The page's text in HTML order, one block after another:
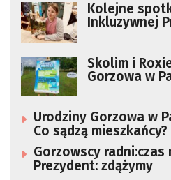
Kolejne
Inkluzywnej
Skolim i
Gorzowa w
Urodziny Gorzowa w
Co sądzą mieszkańcy?
Gorzowscy
Prezydent: zdążymy